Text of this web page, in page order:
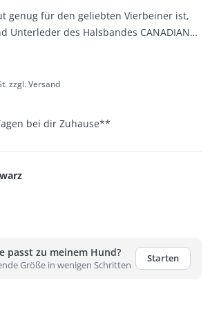
genug für den geliebten Vierbeiner ist,
Unterleder des Halsbandes CANADIAN
Premiumleder zum Einsatz.
zzgl. Versand
bei dir Zuhause**
passt zu meinem Hund?
Größe in wenigen Schritten
Starten